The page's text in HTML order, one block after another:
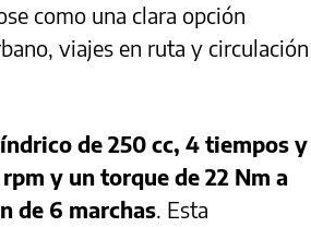
como una clara opción
viajes en ruta y circulación
de 250 cc, 4 tiempos y
y un torque de 22 Nm a
de 6 marchas. Esta